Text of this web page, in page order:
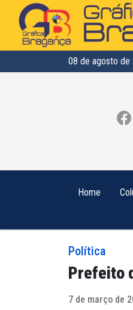
08 de agosto de
Home
Política
Prefeito
7 de março de